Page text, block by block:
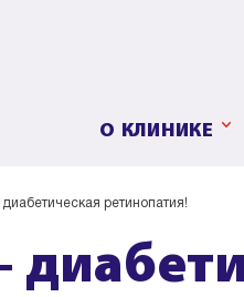
О КЛИНИКЕ
ретинопатия!